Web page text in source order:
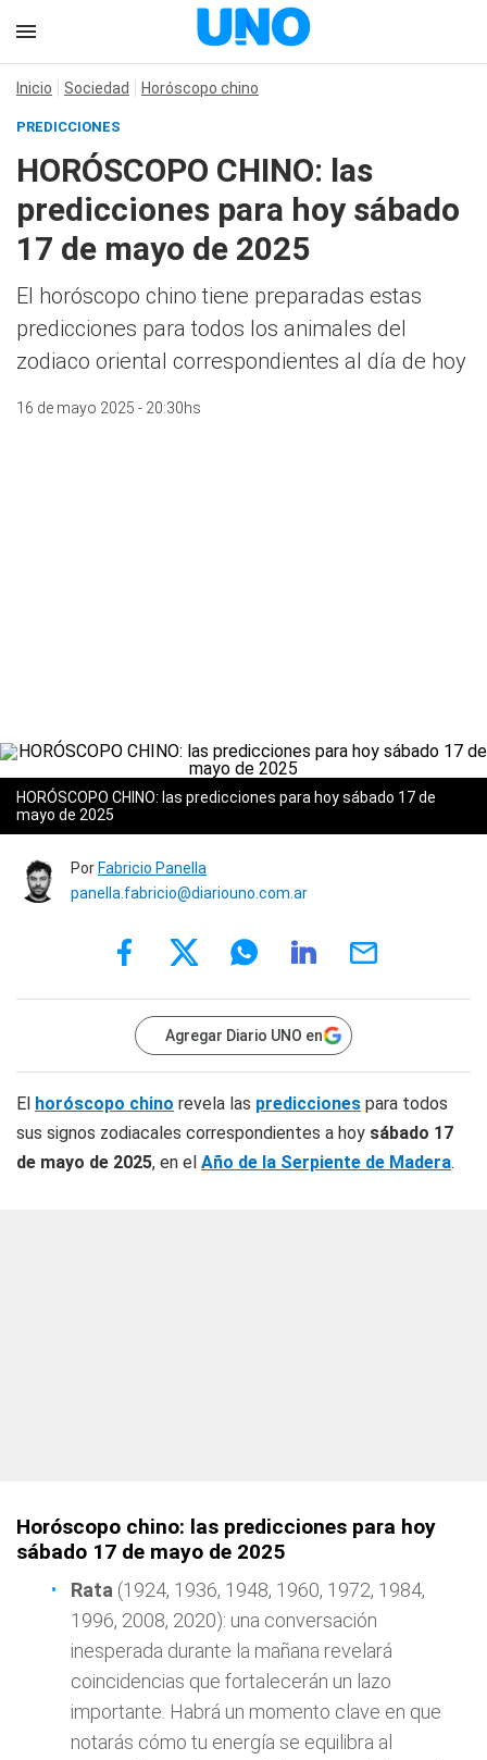
Inicio Sociedad Horóscopo chino
PREDICCIONES
HORÓSCOPO CHINO: las
predicciones para hoy sábado
17 de mayo de 2025
El horóscopo chino tiene preparadas estas
predicciones para todos los animales del
zodiaco oriental correspondientes al día de hoy
16 de mayo 2025 - 20:30hs
HORÓSCOPO CHINO: las predicciones para hoy sábado 17 de
mayo de 2025
Por Fabricio Panella
panella.fabricio@diariouno.com.ar
Agregar Diario UNO en
El horóscopo chino revela las predicciones para todos
sus signos zodiacales correspondientes a hoy sábado 17
de mayo de 2025, en el Año de la Serpiente de Madera.
Horóscopo chino: las predicciones para hoy
sábado 17 de mayo de 2025
Rata (1924, 1936, 1948, 1960, 1972, 1984,
1996, 2008, 2020): una conversación
inesperada durante la mañana revelará
coincidencias que fortalecerán un lazo
importante. Habrá un momento clave en que
notarás cómo tu energía se equilibra al